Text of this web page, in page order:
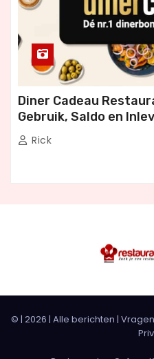
Diner Cadeau
Gebruik, Saldo en
Rick
© | 2026 | Alle berichten |